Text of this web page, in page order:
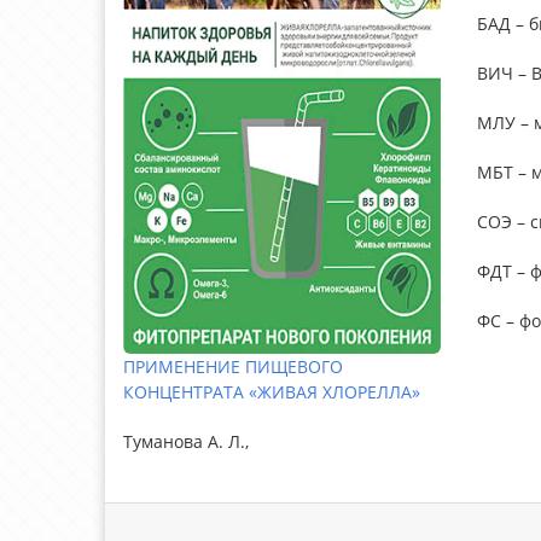
ПРИМЕНЕНИЕ ПИЩЕВОГО
КОНЦЕНТРАТА «ЖИВАЯ ХЛОРЕЛЛА»
Туманова А. Л.,
БАД –
ВИЧ –
МЛУ –
МБТ –
СОЭ –
ФДТ –
ФС –